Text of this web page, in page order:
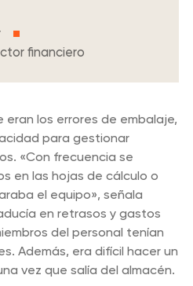
financiero
los errores de embalaje,
para gestionar
«Con frecuencia se
en las hojas de cálculo o
el equipo», señala
en retrasos y gastos
del personal tenían
Además, era difícil hacer un
vez que salía del almacén.